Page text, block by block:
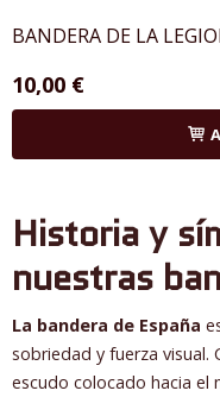
BANDERA DE LA
10,00 €
Historia y
nuestras
La bandera de España
sobriedad y fuerza visual.
escudo colocado hacia el